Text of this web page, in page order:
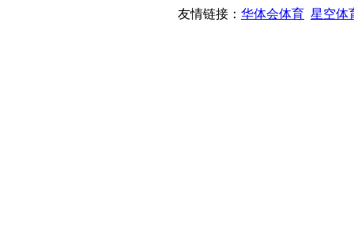
友情链接： 华体会体育 星空体